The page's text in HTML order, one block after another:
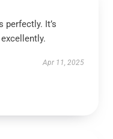
perfectly. It’s
Apr 11, 2025